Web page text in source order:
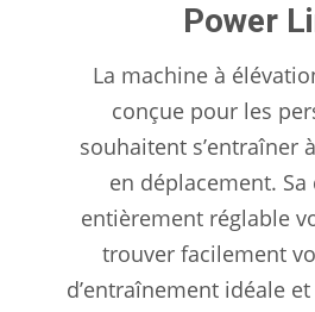
Power
La machine à
conçue pour les
souhaitent s’entraîner
en déplacement.
entièrement réglable
trouver facilement
d’entraînement idéale